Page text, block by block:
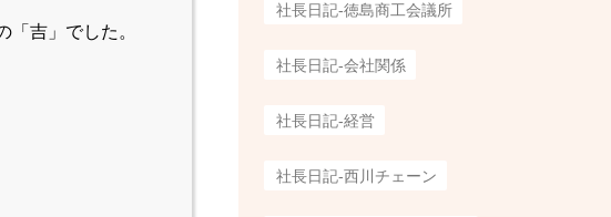
社長日記-徳島商工会議所
社長日記-会社関係
社長日記-経営
社長日記-西川チェーン
吉」でした。